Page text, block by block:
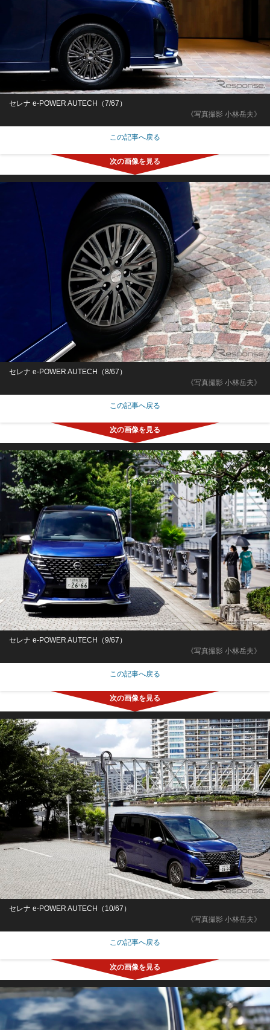
《写真撮影 小林岳夫》
セレナ e-POWER AUTECH（7/67）
この記事へ戻る
《写真撮影 小林岳夫》
セレナ e-POWER AUTECH（8/67）
この記事へ戻る
《写真撮影 小林岳夫》
セレナ e-POWER AUTECH（9/67）
この記事へ戻る
《写真撮影 小林岳夫》
セレナ e-POWER AUTECH（10/67）
この記事へ戻る